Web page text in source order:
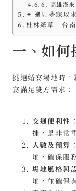
6. 高雄漢來
✦ 遇見夢寐以
杜林紙草｜台
一、如何
挑選婚宴場地時
宴滿足雙方需求：
交通便利性
捷，是非常
人數及預算
地，確保服
場地風格與
地，並確保